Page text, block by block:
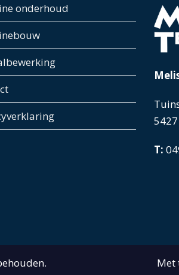
onderhoud
5427
T:
Met